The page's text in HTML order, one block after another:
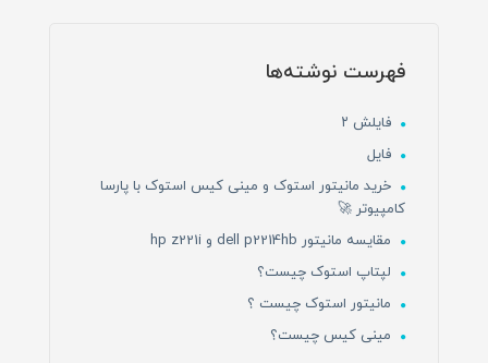
فهرست نوشته‌ها
فایلش ۲
فایل
خرید مانیتور استوک و مینی کیس استوک با پارسا
کامپیوتر 🚀
مقایسه مانیتور dell p2214hb و hp z221i
لپتاپ استوک چیست؟
مانیتور استوک چیست ؟
مینی کیس چیست؟